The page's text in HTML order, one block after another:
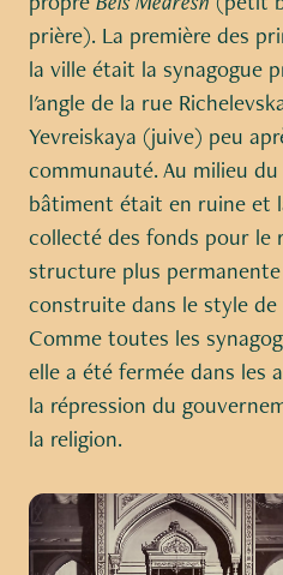
prière). La première des
la ville était la synagogue
l'angle de la rue
Yevreiskaya (juive) peu
communauté. Au milieu du
bâtiment était en ruine et
collecté des fonds pour le
structure plus
construite dans le style de
Comme toutes les
elle a été fermée dans les
la répression du
la religion.